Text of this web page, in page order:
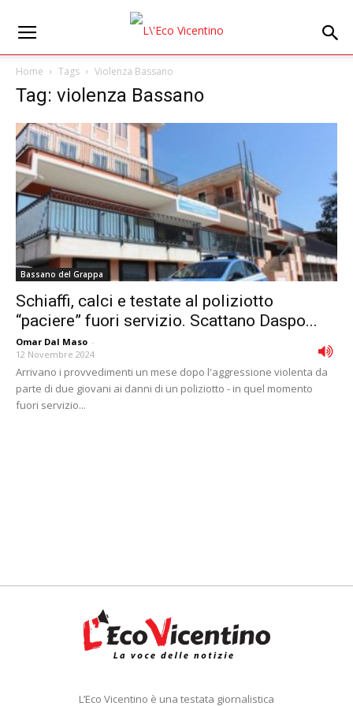
Home Tags Violenza Bassano
Tag: violenza Bassano
Bassano del Grappa
Schiaffi, calci e testate al poliziotto
“paciere” fuori servizio. Scattano Daspo...
Omar Dal Maso -
12 Novembre 2024
Arrivano i provvedimenti un mese dopo l'aggressione violenta da
parte di due giovani ai danni di un poliziotto - in quel momento
fuori servizio...
L’Eco Vicentino è una testata giornalistica